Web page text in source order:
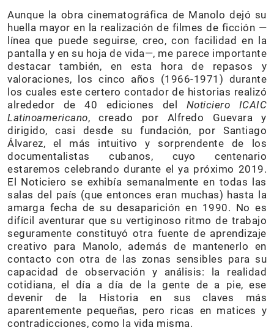
Aunque la obra cinematográfica de Manolo dejó su
huella mayor en la realización de filmes de ficción —
línea que puede seguirse, creo, con facilidad en la
pantalla y en su hoja de vida—, me parece importante
destacar también, en esta hora de repasos y
valoraciones, los cinco años (1966-1971) durante
los cuales este certero contador de historias realizó
alrededor de 40 ediciones del Noticiero ICAIC
Latinoamericano, creado por Alfredo Guevara y
dirigido, casi desde su fundación, por Santiago
Álvarez, el más intuitivo y sorprendente de los
documentalistas cubanos, cuyo centenario
estaremos celebrando durante el ya próximo 2019.
El Noticiero se exhibía semanalmente en todas las
salas del país (que entonces eran muchas) hasta la
amarga fecha de su desaparición en 1990. No es
difícil aventurar que su vertiginoso ritmo de trabajo
seguramente constituyó otra fuente de aprendizaje
creativo para Manolo, además de mantenerlo en
contacto con otra de las zonas sensibles para su
capacidad de observación y análisis: la realidad
cotidiana, el día a día de la gente de a pie, ese
devenir de la Historia en sus claves más
aparentemente pequeñas, pero ricas en matices y
contradicciones, como la vida misma.